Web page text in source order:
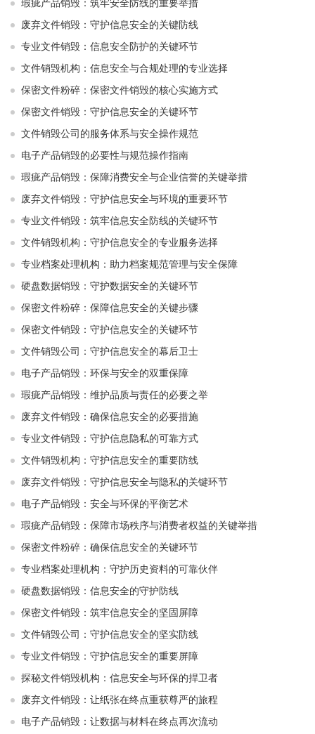
瑕疵产品销毁：筑牢安全防线的重要举措
废弃文件销毁：守护信息安全的关键防线
专业文件销毁：信息安全防护的关键环节
文件销毁机构：信息安全与合规处理的专业选择
保密文件粉碎：保密文件销毁的核心实施方式
保密文件销毁：守护信息安全的关键环节
文件销毁公司的服务体系与安全操作规范
电子产品销毁的必要性与规范操作指南
瑕疵产品销毁：保障消费安全与企业信誉的关键举措
废弃文件销毁：守护信息安全与环境的重要环节
专业文件销毁：筑牢信息安全防线的关键环节
文件销毁机构：守护信息安全的专业服务选择
专业档案处理机构：助力档案规范管理与安全保障
硬盘数据销毁：守护数据安全的关键环节
保密文件粉碎：保障信息安全的关键步骤
保密文件销毁：守护信息安全的关键环节
文件销毁公司：守护信息安全的幕后卫士
电子产品销毁：环保与安全的双重保障
瑕疵产品销毁：维护品质与责任的必要之举
废弃文件销毁：确保信息安全的必要措施
专业文件销毁：守护信息隐私的可靠方式
文件销毁机构：守护信息安全的重要防线
废弃文件销毁：守护信息安全与隐私的关键环节
电子产品销毁：安全与环保的平衡艺术
瑕疵产品销毁：保障市场秩序与消费者权益的关键举措
保密文件粉碎：确保信息安全的关键环节
专业档案处理机构：守护历史资料的可靠伙伴
硬盘数据销毁：信息安全的守护防线
保密文件销毁：筑牢信息安全的坚固屏障
文件销毁公司：守护信息安全的坚实防线
专业文件销毁：守护信息安全的重要屏障
探秘文件销毁机构：信息安全与环保的捍卫者
废弃文件销毁：让纸张在终点重获尊严的旅程
电子产品销毁：让数据与材料在终点再次流动